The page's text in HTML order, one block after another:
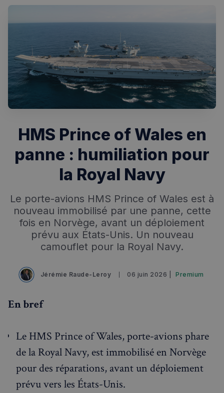
Rechercher dans Français à Londres - Magazine
Annuaire des professionnels
Visites guidées
Événements à venir
HMS Prince of Wales en
panne : humiliation pour
la Royal Navy
Le porte-avions HMS Prince of Wales est à
nouveau immobilisé par une panne, cette
fois en Norvège, avant un déploiement
prévu aux États-Unis. Un nouveau
camouflet pour la Royal Navy.
Jérémie Raude-Leroy 06 juin 2026 | Premium
En bref
Le HMS Prince of Wales, porte-avions phare
de la Royal Navy, est immobilisé en Norvège
pour des réparations, avant un déploiement
prévu vers les États-Unis.